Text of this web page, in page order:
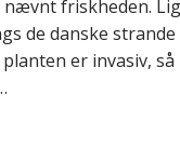
friskheden.
de danske
planten er invasiv,